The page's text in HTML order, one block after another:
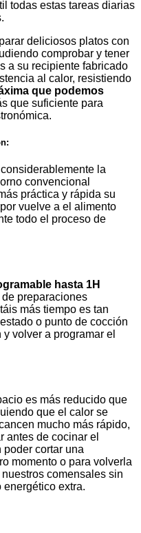
todas estas tareas diarias
deliciosos platos con
comprobar y tener
a su recipiente fabricado
al calor, resistiendo
que podemos
que suficiente para
la
convencional
práctica y rápida su
vuelve a el alimento
todo el proceso de
hasta 1H
preparaciones
más tiempo es tan
o punto de cocción
volver a programar el
es más reducido que
que el calor se
mucho más rápido,
antes de cocinar el
cortar una
momento o para volverla
comensales sin
energético extra.